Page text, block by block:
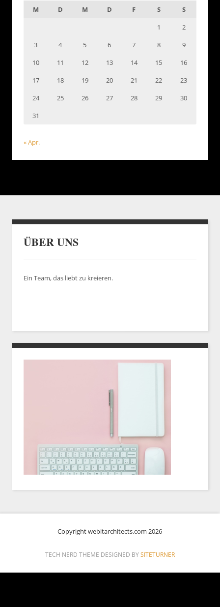
M D M D F S
S
1
2
3
4 5 6 7 8
9
10
11 12 13 14 15
16
17
18 19 20 21 22
23
24
25 26 27 28 29
30
31
« Apr.
ÜBER UNS
Ein Team, das liebt zu kreieren.
Copyright webitarchitects.com 2026
TECH NERD THEME DESIGNED BY SITETURNER